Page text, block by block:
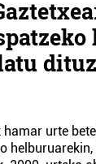
hamar urte